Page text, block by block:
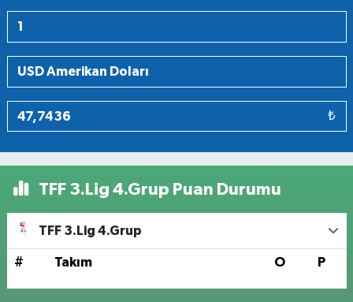
₺
TFF 3.Lig 4.Grup Puan Durumu
TFF 3.Lig 4.Grup
# Takım O P